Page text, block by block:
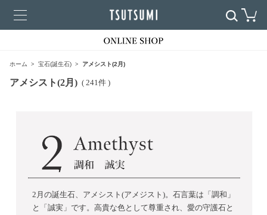
ホーム 宝石(誕生石) アメシスト(2月)
アメシスト(2月) ( 241件 )
2月の誕生石、アメシスト(アメジスト)。石言葉は「調和」
と「誠実」です。高貴な色として尊重され、愛の守護石と